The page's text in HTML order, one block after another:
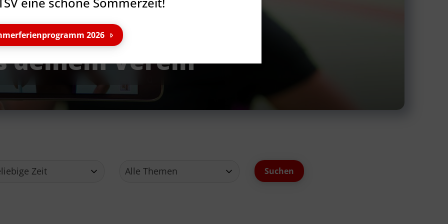
deinem Verein
2026